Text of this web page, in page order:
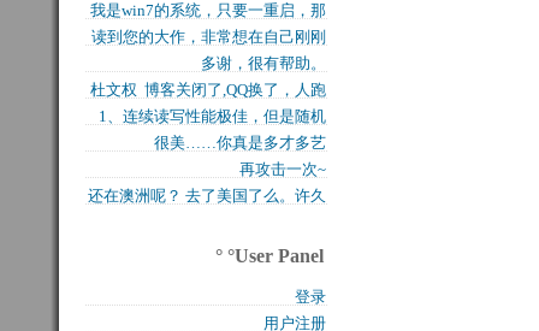
功还是失败，能让后来...
我是win7的系统，只要一重启，那
块MFT盘就无法...
读到您的大作，非常想在自己刚刚
买的固态硬盘上试试，...
多谢，很有帮助。
杜文权 博客关闭了,QQ换了，人跑
了 新的QQ...
1、连续读写性能极佳，但是随机
写入性能极差（这对于...
很美……你真是多才多艺
再攻击一次~
还在澳洲呢？ 去了美国了么。许久
° °User Panel
登录
用户注册